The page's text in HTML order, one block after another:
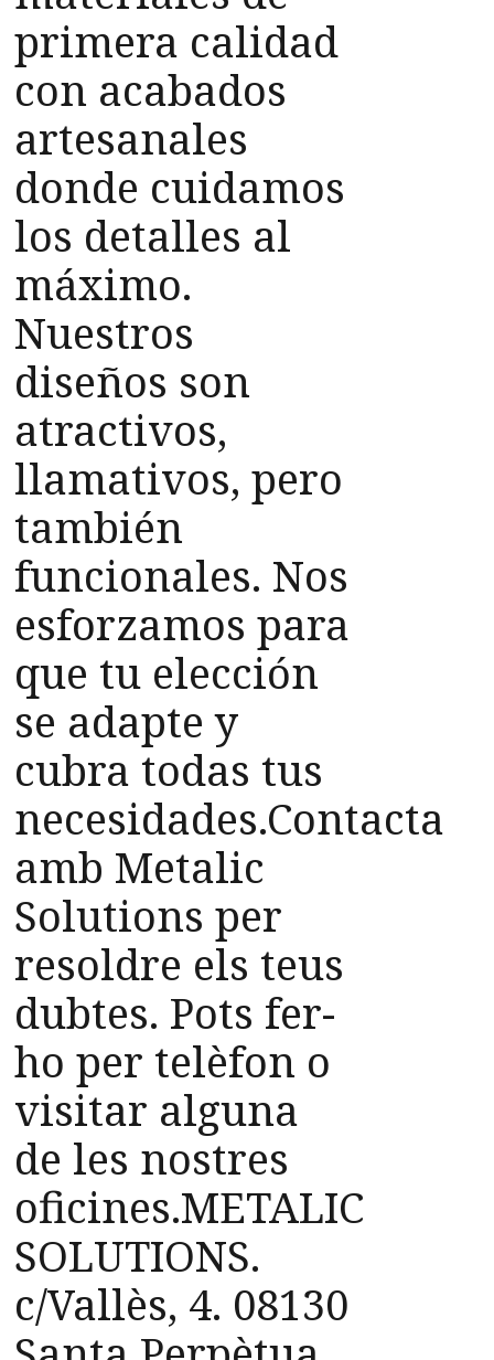
primera calidad
con acabados
artesanales
donde cuidamos
los detalles al
máximo.
Nuestros
diseños son
atractivos,
llamativos, pero
también
funcionales. Nos
esforzamos para
que tu elección
se adapte y
cubra todas tus
necesidades.Contacta
amb Metalic
Solutions per
resoldre els teus
dubtes. Pots fer-
ho per telèfon o
visitar alguna
de les nostres
oficines.METALIC
SOLUTIONS.
c/Vallès, 4. 08130